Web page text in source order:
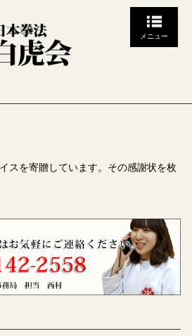
メニュー
スを寄贈しています。その感謝状を枚